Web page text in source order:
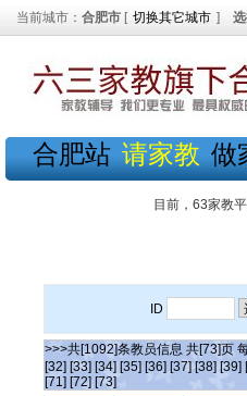
当前城市： 合肥市 [ 切换其它城市 ]
合肥站 请家教 做
目前，63家教
ID
>>>共[1092]条教员信息 共[73]页
[32] [33] [34] [35] [36] [37] [38] [39]
[71] [72] [73]